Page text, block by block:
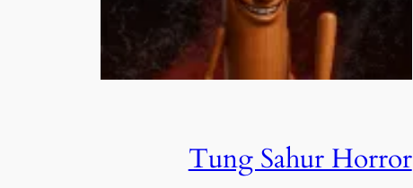
Tung Sahur Horror